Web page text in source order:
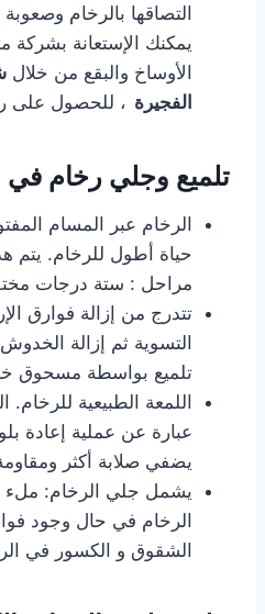
التصاقها بالرخام
يمكنك الإستعانة
الأوساخ والبقع من خلال
الفجيرة ، للحصول على
تلميع وجلي رخام في
الرخام عبر المسام
حياة أطول للرخام. يتم
مراحل : ستة درجات
تتدرج من إزالة فوارق
التسوية ثم إزالة الخدوش
تلميع بواسطة مسحوق
اللمعة الطبيعية للرخام.
عبارة عن عملية إعادة
يضفي صلابة أكثر
يشمل جلي الرخام: ملء
الرخام في حال وجود
الشقوق و الكسور في